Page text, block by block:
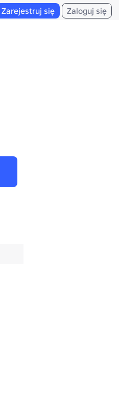
Zarejestruj się Zaloguj się